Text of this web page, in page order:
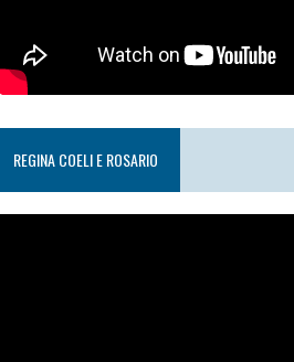
REGINA COELI E ROSARIO